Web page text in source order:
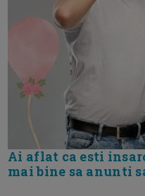
Ai aflat ca esti
mai bine sa anunti